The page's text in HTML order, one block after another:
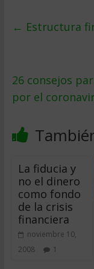
← Estructura
26 consejos
por el
La fiducia y
no el dinero
como fondo
de la crisis
financiera
noviembre 10,
2008
1